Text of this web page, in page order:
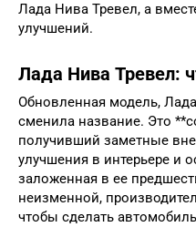
Лада Нива Тревел, а
улучшений.
Лада Нива Тревел:
Обновленная модель,
сменила название. Это
получивший заметные
улучшения в интерьере и
заложенная в ее
неизменной,
чтобы сделать